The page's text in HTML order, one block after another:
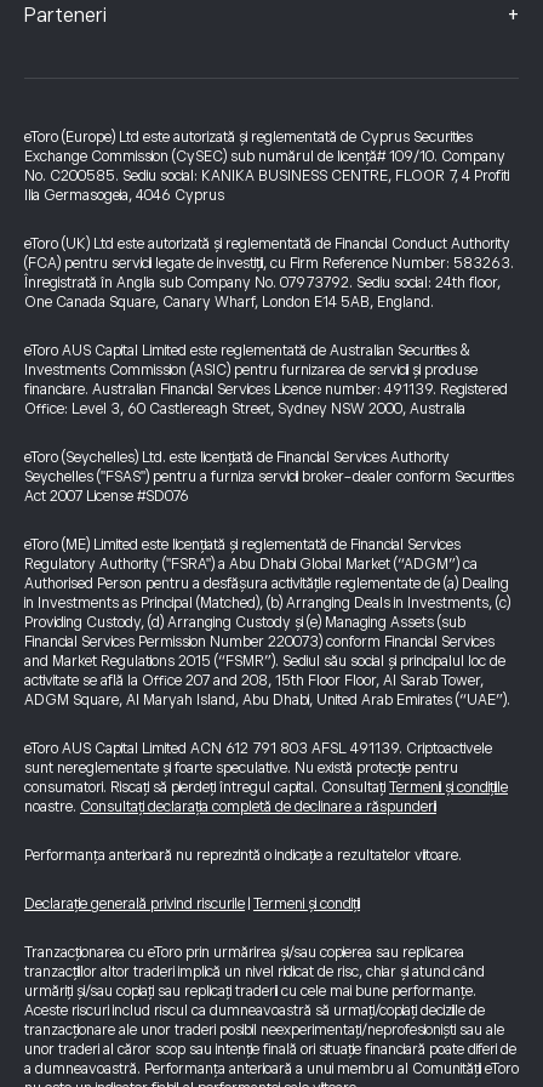
Parteneri +
eToro (Europe) Ltd este autorizată și reglementată de Cyprus Securities
Exchange Commission (CySEC) sub numărul de licență# 109/10. Company
No. C200585. Sediu social: KANIKA BUSINESS CENTRE, FLOOR 7, 4 Profiti
Ilia Germasogeia, 4046 Cyprus
eToro (UK) Ltd este autorizată și reglementată de Financial Conduct Authority
(FCA) pentru servicii legate de investiții, cu Firm Reference Number: 583263.
Înregistrată în Anglia sub Company No. 07973792. Sediu social: 24th floor,
One Canada Square, Canary Wharf, London E14 5AB, England.
eToro AUS Capital Limited este reglementată de Australian Securities &
Investments Commission (ASIC) pentru furnizarea de servicii și produse
financiare. Australian Financial Services Licence number: 491139. Registered
Office: Level 3, 60 Castlereagh Street, Sydney NSW 2000, Australia
eToro (Seychelles) Ltd. este licențiată de Financial Services Authority
Seychelles ("FSAS") pentru a furniza servicii broker-dealer conform Securities
Act 2007 License #SD076
eToro (ME) Limited este licențiată și reglementată de Financial Services
Regulatory Authority ("FSRA") a Abu Dhabi Global Market (“ADGM”) ca
Authorised Person pentru a desfășura activitățile reglementate de (a) Dealing
in Investments as Principal (Matched), (b) Arranging Deals in Investments, (c)
Providing Custody, (d) Arranging Custody și (e) Managing Assets (sub
Financial Services Permission Number 220073) conform Financial Services
and Market Regulations 2015 (“FSMR”). Sediul său social și principalul loc de
activitate se află la Office 207 and 208, 15th Floor Floor, Al Sarab Tower,
ADGM Square, Al Maryah Island, Abu Dhabi, United Arab Emirates (“UAE”).
eToro AUS Capital Limited ACN 612 791 803 AFSL 491139. Criptoactivele
sunt nereglementate și foarte speculative. Nu există protecție pentru
consumatori. Riscați să pierdeți întregul capital. Consultați Termenii și condițiile
noastre. Consultați declarația completă de declinare a răspunderii
Performanța anterioară nu reprezintă o indicație a rezultatelor viitoare.
Declarație generală privind riscurile Termeni și condiții
Tranzacționarea cu eToro prin urmărirea și/sau copierea sau replicarea
tranzacțiilor altor traderi implică un nivel ridicat de risc, chiar și atunci când
urmăriți și/sau copiați sau replicați traderii cu cele mai bune performanțe.
Aceste riscuri includ riscul ca dumneavoastră să urmați/copiați deciziile de
tranzacționare ale unor traderi posibil neexperimentați/neprofesioniști sau ale
unor traderi al căror scop sau intenție finală ori situație financiară poate diferi de
a dumneavoastră. Performanța anterioară a unui membru al Comunității eToro